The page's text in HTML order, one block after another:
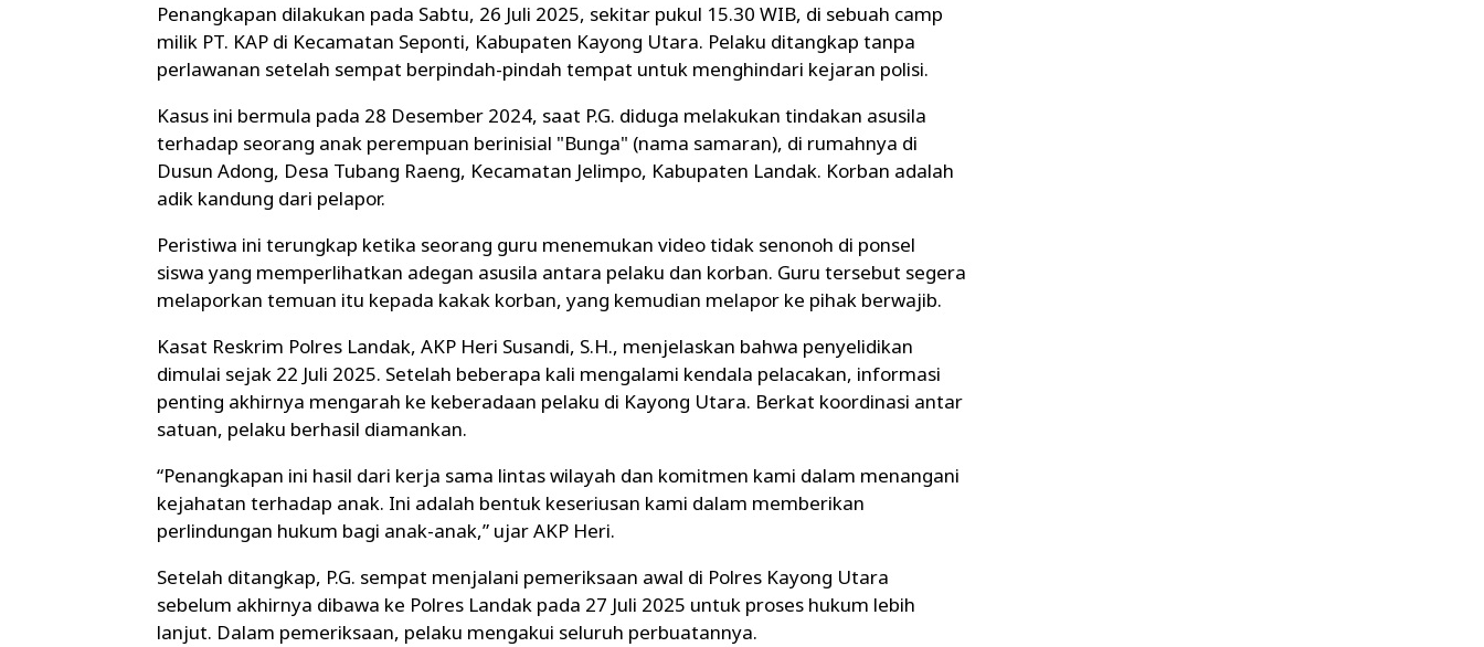
Penangkapan dilakukan pada Sabtu, 26 Juli 2025, sekitar pukul 15.30 WIB, di sebuah camp
milik PT. KAP di Kecamatan Seponti, Kabupaten Kayong Utara. Pelaku ditangkap tanpa
perlawanan setelah sempat berpindah-pindah tempat untuk menghindari kejaran polisi.
Kasus ini bermula pada 28 Desember 2024, saat P.G. diduga melakukan tindakan asusila
terhadap seorang anak perempuan berinisial "Bunga" (nama samaran), di rumahnya di
Dusun Adong, Desa Tubang Raeng, Kecamatan Jelimpo, Kabupaten Landak. Korban adalah
adik kandung dari pelapor.
Peristiwa ini terungkap ketika seorang guru menemukan video tidak senonoh di ponsel
siswa yang memperlihatkan adegan asusila antara pelaku dan korban. Guru tersebut segera
melaporkan temuan itu kepada kakak korban, yang kemudian melapor ke pihak berwajib.
Kasat Reskrim Polres Landak, AKP Heri Susandi, S.H., menjelaskan bahwa penyelidikan
dimulai sejak 22 Juli 2025. Setelah beberapa kali mengalami kendala pelacakan, informasi
penting akhirnya mengarah ke keberadaan pelaku di Kayong Utara. Berkat koordinasi antar
satuan, pelaku berhasil diamankan.
“Penangkapan ini hasil dari kerja sama lintas wilayah dan komitmen kami dalam menangani
kejahatan terhadap anak. Ini adalah bentuk keseriusan kami dalam memberikan
perlindungan hukum bagi anak-anak,” ujar AKP Heri.
Setelah ditangkap, P.G. sempat menjalani pemeriksaan awal di Polres Kayong Utara
sebelum akhirnya dibawa ke Polres Landak pada 27 Juli 2025 untuk proses hukum lebih
lanjut. Dalam pemeriksaan, pelaku mengakui seluruh perbuatannya.